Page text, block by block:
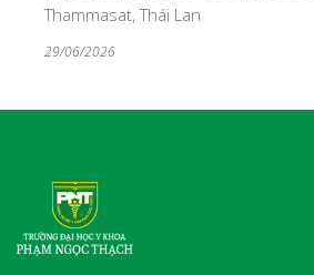
Thammasat, Thái Lan
29/06/2026